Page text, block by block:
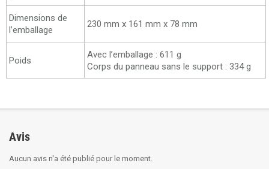
Dimensions de
l’emballage
230 mm x 161 mm x 78 mm
Poids
Avec l’emballage : 611 g
Corps du panneau sans le support : 334 g
Avis
Aucun avis n'a été publié pour le moment.